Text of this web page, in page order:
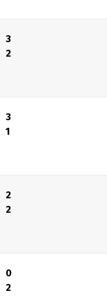
3
2
3
1
2
2
0
2